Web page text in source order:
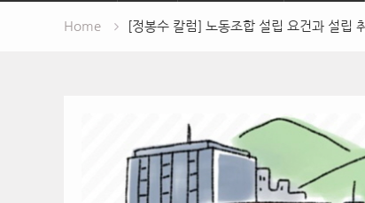
Home [정봉수 칼럼] 노동조합 설립 요건과 설립